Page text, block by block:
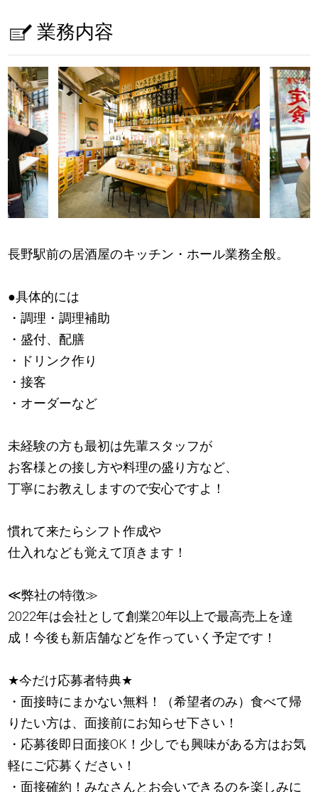
業務内容
長野駅前の居酒屋のキッチン・ホール業務全般。
●具体的には
・調理・調理補助
・盛付、配膳
・ドリンク作り
・接客
・オーダーなど
未経験の方も最初は先輩スタッフが
お客様との接し方や料理の盛り方など、
丁寧にお教えしますので安心ですよ！
慣れて来たらシフト作成や
仕入れなども覚えて頂きます！
≪弊社の特徴≫
2022年は会社として創業20年以上で最高売上を達
成！今後も新店舗などを作っていく予定です！
★今だけ応募者特典★
・面接時にまかない無料！（希望者のみ）食べて帰
りたい方は、面接前にお知らせ下さい！
・応募後即日面接OK！少しでも興味がある方はお気
軽にご応募ください！
・面接確約！みなさんとお会いできるのを楽しみに